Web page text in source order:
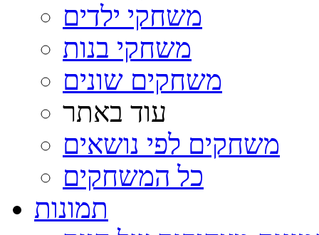
משחקי ילדים
משחקי בנות
משחקים שונים
עוד באתר
משחקים לפי נושאים
כל המשחקים
תמונות